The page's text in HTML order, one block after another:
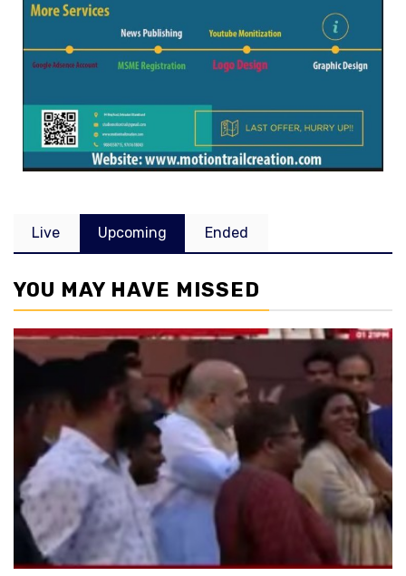
Live Upcoming Ended
YOU MAY HAVE MISSED